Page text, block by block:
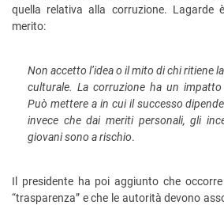
quella relativa alla corruzione.
merito:
Non accetto l’idea o il mito di chi ritiene
culturale. La corruzione ha un
Può mettere a in cui il successo
invece che dai meriti personali, gli
giovani sono a rischio.
Il presidente ha poi aggiunto che
“trasparenza” e che le autorità devono